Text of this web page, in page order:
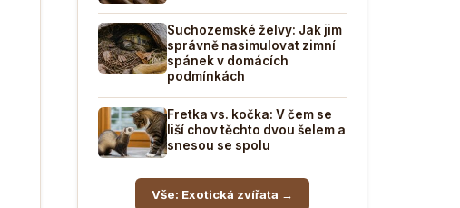
Suchozemské želvy: Jak jim
správně nasimulovat zimní
spánek v domácích
podmínkách
Fretka vs. kočka: V čem se
liší chov těchto dvou šelem a
snesou se spolu
Vše: Exotická zvířata →